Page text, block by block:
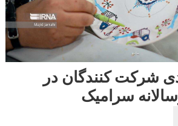
درصدی شرکت کنندگان در
سرامیک